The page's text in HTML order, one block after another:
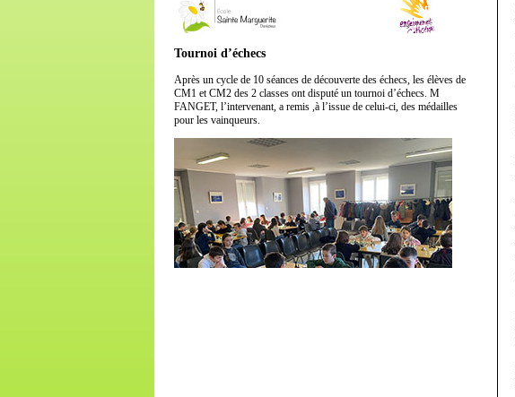
Tournoi d’échecs
Après un cycle de 10 séances de découverte des échecs, les élèves de
CM1 et CM2 des 2 classes ont disputé un tournoi d’échecs. M
FANGET, l’intervenant, a remis ,à l’issue de celui-ci, des médailles
pour les vainqueurs.